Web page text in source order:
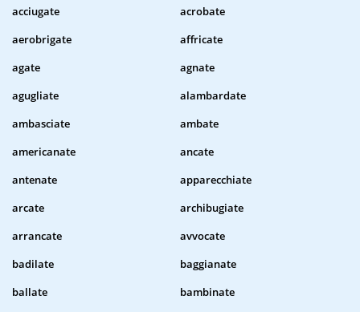
acciugate
acrobate
aerobrigate
affricate
agate
agnate
agugliate
alambardate
ambasciate
ambate
americanate
ancate
antenate
apparecchiate
arcate
archibugiate
arrancate
avvocate
badilate
baggianate
ballate
bambinate